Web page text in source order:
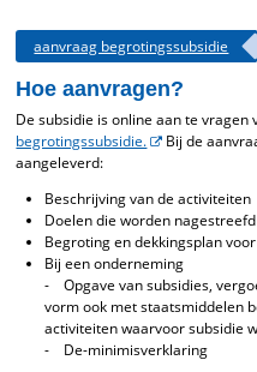
aanvraag begrotingssubsidie
Hoe aanvragen?
De subsidie is online aan te vragen
begrotingssubsidie.
Bij de
aangeleverd:
Beschrijving van de activiteiten
Doelen die worden nagestreefd
Begroting en dekkingsplan
Bij een onderneming
- Opgave van subsidies,
vorm ook met staatsmiddelen
activiteiten waarvoor subsidie
- De-minimisverklaring